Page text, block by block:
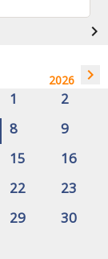
navigate_next
2026 navigate_next
1
2
8
9
15
16
22
23
29
30